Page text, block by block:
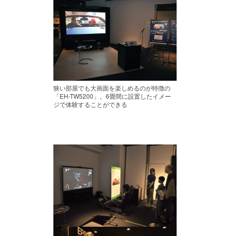
狭い部屋でも大画面を楽しめるのが特徴の
「EH-TW5200」。6畳間に設置したイメー
ジで体験することができる